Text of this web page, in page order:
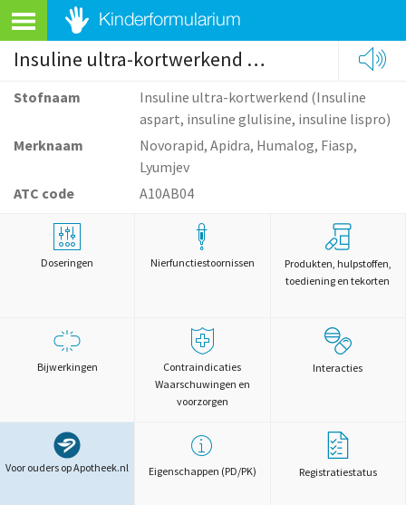
Insuline ultra-kortwerkend (Insuline aspart, insuline glulisine, insuline lispro)
Stofnaam
Insuline ultra-kortwerkend (Insuline
aspart, insuline glulisine, insuline lispro)
Merknaam
Novorapid, Apidra, Humalog, Fiasp,
Lyumjev
ATC code
A10AB04
Doseringen Nierfunctiestoornissen
Produkten, hulpstoffen,
toediening en tekorten
Bijwerkingen
Contraindicaties
Waarschuwingen en
voorzorgen
Interacties
Voor ouders op Apotheek.nl Eigenschappen (PD/PK) Registratiestatus